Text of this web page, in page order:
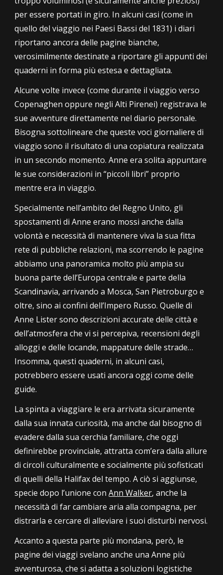
per essere portati in giro. In alcuni casi (come in
quello del viaggio nei Paesi Bassi del 1831) i diari
riportano ancora delle pagine bianche,
verosimilmente destinate a riportare gli appunti dei
quaderni in forma più estesa e dettagliata.
Alcune volte invece (come durante il viaggio verso
Copenaghen oppure negli Alti Pirenei) registrava le
sue avventure direttamente nel diario personale.
Bisogna sottolineare che queste voci giornaliere di
viaggio sono il risultato di una copiatura realizzata
in un secondo momento. Anne era solita appuntare
le sue considerazioni in “piccoli libri” proprio
mentre era in viaggio.
Specialmente nell’ambito del Regno Unito, gli
spostamenti di Anne erano mossi anche dalla
volontà e necessità di mantenere viva la sua fitta
rete di pubbliche relazioni, ma scorrendo le pagine
abbiamo una panoramica molto più ampia su
buona parte dell’Europa centrale e parte della
Scandinavia, arrivando a Mosca, San Pietroburgo e
oltre, sino ai confini dell’Impero Russo. Quelle di
Anne Lister sono descrizioni accurate delle città e
dell’atmosfera che vi si percepiva, recensioni degli
alloggi e delle locande, mappature delle strade…
Insomma, questi quaderni, in alcuni casi,
potrebbero essere usati ancora oggi come delle
guide.
La spinta a viaggiare le era arrivata sicuramente
dalla sua innata curiosità, ma anche dal bisogno di
evadere dalla sua cerchia familiare, che oggi
definirebbe provinciale, attratta com’era dalla allure
di circoli culturalmente e socialmente più sofisticati
di quelli della Halifax del tempo. A ciò si aggiunse,
specie dopo l’unione conAnn Walker, anche la
necessità di far cambiare aria alla compagna, per
distrarla e cercare di alleviare i suoi disturbi nervosi.
Accanto a questa parte più mondana, però, le
pagine dei viaggi svelano anche una Anne più
avventurosa, che si adatta a soluzioni logistiche